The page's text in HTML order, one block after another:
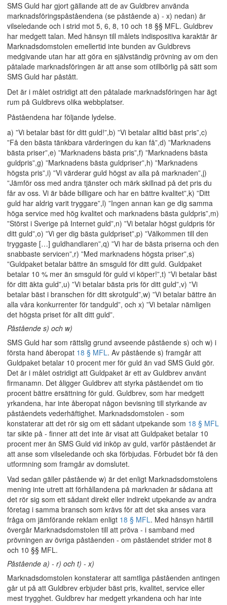
SMS Guld har gjort gällande att de av Guldbrev använda
marknadsföringspåståendena (se påstående a) - x) nedan) är
vilseledande och i strid mot 5, 6, 8, 10 och 18 §§ MFL. Guldbrev
har medgett talan. Med hänsyn till målets indispositiva karaktär är
Marknadsdomstolen emellertid inte bunden av Guldbrevs
medgivande utan har att göra en självständig prövning av om den
påtalade marknadsföringen är att anse som otillbörlig på sätt som
SMS Guld har påstått.
Det är i målet ostridigt att den påtalade marknadsföringen har ägt
rum på Guldbrevs olika webbplatser.
Påståendena har följande lydelse.
a) ”Vi betalar bäst för ditt guld!”,b) ”Vi betalar alltid bäst pris”,c)
”Få den bästa tänkbara värderingen du kan få”,d) ”Marknadens
bästa priser”,e) ”Marknadens bästa pris”,f) ”Marknadens bästa
guldpris”,g) ”Marknadens bästa guldpriser”,h) ”Marknadens
högsta pris”,i) ”Vi värderar guld högst av alla på marknaden”,j)
”Jämför oss med andra tjänster och märk skillnad på det pris du
får av oss. Vi är både billigare och har en bättre kvalitet”,k) ”Ditt
guld har aldrig varit tryggare”,l) ”Ingen annan kan ge dig samma
höga service med hög kvalitet och marknadens bästa guldpris”,m)
”Störst i Sverige på Internet guld”,n) ”Vi betalar högst guldpris för
ditt guld”,o) ”Vi ger dig bästa guldpriset”,p) ”Välkommen till den
tryggaste […] guldhandlaren”,q) ”Vi har de bästa priserna och den
snabbaste servicen”,r) ”Med marknadens högsta priser”,s)
”Guldpaket betalar bättre än smsguld för ditt guld. Guldpaket
betalar 10 % mer än smsguld för guld vi köper!”,t) ”Vi betalar bäst
för ditt äkta guld”,u) ”Vi betalar bästa pris för ditt guld”,v) ”Vi
betalar bäst i branschen för ditt skrotguld”,w) ”Vi betalar bättre än
alla våra konkurrenter för tandguld”, och x) ”Vi betalar nämligen
det högsta priset för allt ditt guld”.
Påstående s) och w)
SMS Guld har som rättslig grund avseende påstående s) och w) i
första hand åberopat 18 § MFL. Av påstående s) framgår att
Guldpaket betalar 10 procent mer för guld än vad SMS Guld gör.
Det är i målet ostridigt att Guldpaket är ett av Guldbrev använt
firmanamn. Det åligger Guldbrev att styrka påståendet om tio
procent bättre ersättning för guld. Guldbrev, som har medgett
yrkandena, har inte åberopat någon bevisning till styrkande av
påståendets vederhäftighet. Marknadsdomstolen - som
konstaterar att det rör sig om ett sådant utpekande som 18 § MFL
tar sikte på - finner att det inte är visat att Guldpaket betalar 10
procent mer än SMS Guld vid inköp av guld, varför påståendet är
att anse som vilseledande och ska förbjudas. Förbudet bör få den
utformning som framgår av domslutet.
Vad sedan gäller påstående w) är det enligt Marknadsdomstolens
mening inte utrett att förhållandena på marknaden är sådana att
det rör sig som ett sådant direkt eller indirekt utpekande av andra
företag i samma bransch som krävs för att det ska anses vara
fråga om jämförande reklam enligt 18 § MFL. Med hänsyn härtill
övergår Marknadsdomstolen till att pröva - i samband med
prövningen av övriga påståenden - om påståendet strider mot 8
och 10 §§ MFL.
Påstående a) - r) och t) - x)
Marknadsdomstolen konstaterar att samtliga påståenden antingen
går ut på att Guldbrev erbjuder bäst pris, kvalitet, service eller
mest trygghet. Guldbrev har medgett yrkandena och har inte